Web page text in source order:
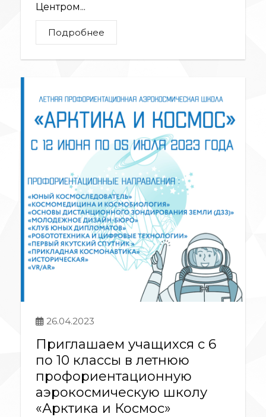
Центром...
Подробнее
26.04.2023
Приглашаем учащихся с 6
по 10 классы в летнюю
профориентационную
аэрокосмическую школу
«Арктика и Космос»